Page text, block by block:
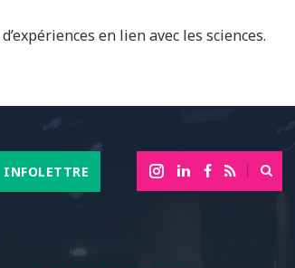
en lien avec les sciences.
INFOLETTRE